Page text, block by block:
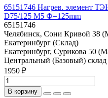
65151746 Нагрев. элемент
D75/125 М5 Ф=125mm
65151746
Челябинск, Сони Кривой 38
Екатеринбург (Склад)
Екатеринбург, Сурикова 50
Центральный (Базовый) склад
1950 ₽
В корзину